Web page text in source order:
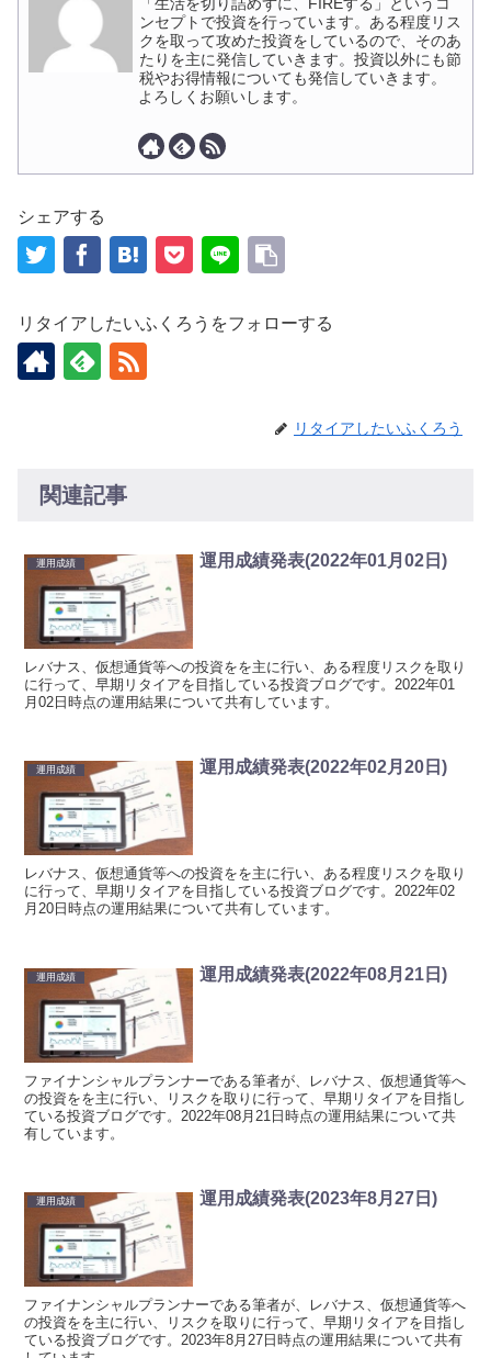
「生活を切り詰めずに、FIREする」というコ
ンセプトで投資を行っています。ある程度リス
クを取って攻めた投資をしているので、そのあ
たりを主に発信していきます。投資以外にも節
税やお得情報についても発信していきます。
よろしくお願いします。
シェアする
リタイアしたいふくろうをフォローする
リタイアしたいふくろう
関連記事
運用成績 運用成績発表(2022年01月02日)
レバナス、仮想通貨等への投資をを主に行い、ある程度リスクを取り
に行って、早期リタイアを目指している投資ブログです。2022年01
月02日時点の運用結果について共有しています。
運用成績 運用成績発表(2022年02月20日)
レバナス、仮想通貨等への投資をを主に行い、ある程度リスクを取り
に行って、早期リタイアを目指している投資ブログです。2022年02
月20日時点の運用結果について共有しています。
運用成績 運用成績発表(2022年08月21日)
ファイナンシャルプランナーである筆者が、レバナス、仮想通貨等へ
の投資をを主に行い、リスクを取りに行って、早期リタイアを目指し
ている投資ブログです。2022年08月21日時点の運用結果について共
有しています。
運用成績 運用成績発表(2023年8月27日)
ファイナンシャルプランナーである筆者が、レバナス、仮想通貨等へ
の投資をを主に行い、リスクを取りに行って、早期リタイアを目指し
ている投資ブログです。2023年8月27日時点の運用結果について共有